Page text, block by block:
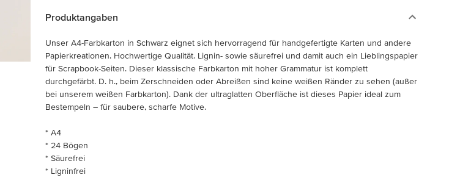
Produktangaben
Unser A4-Farbkarton in Schwarz eignet sich hervorragend für handgefertigte Karten und andere
Papierkreationen. Hochwertige Qualität. Lignin- sowie säurefrei und damit auch ein Lieblingspapier
für Scrapbook-Seiten. Dieser klassische Farbkarton mit hoher Grammatur ist komplett
durchgefärbt. D. h., beim Zerschneiden oder Abreißen sind keine weißen Ränder zu sehen (außer
bei unserem weißen Farbkarton). Dank der ultraglatten Oberfläche ist dieses Papier ideal zum
Bestempeln – für saubere, scharfe Motive.
* A4
* 24 Bögen
* Säurefrei
* Ligninfrei